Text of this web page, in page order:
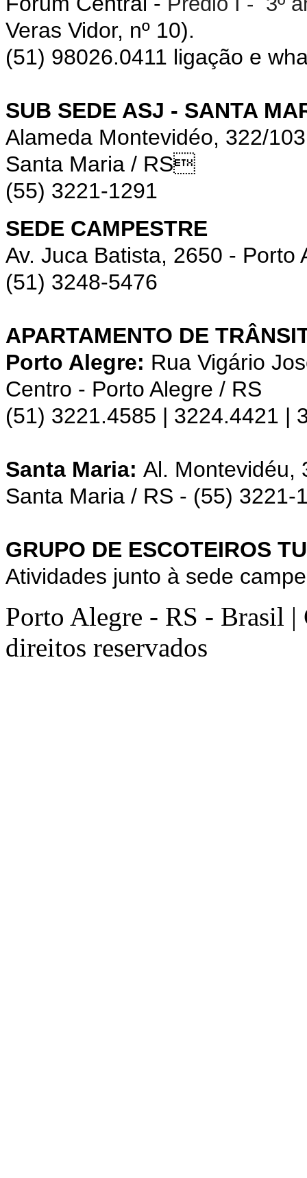
Veras Vidor, nº 10).
(51) 98026.0411 ligação e
SUB SEDE ASJ - SANTA
Alameda Montevidéo, 322/
Santa Maria / RS
(55) 3221-1291
SEDE CAMPESTRE
Av. Juca Batista, 2650 - Porto
(51) 3248-5476
APARTAMENTO DE
Porto Alegre: Rua Vigário
Centro - Porto Alegre / RS
(51) 3221.4585 | 3224.4421 |
Santa Maria: Al. Montevidéu,
Santa Maria / RS - (55) 3221-
GRUPO DE ESCOTEIROS
Atividades junto à sede
Porto Alegre - RS - Brasil
direitos reservados